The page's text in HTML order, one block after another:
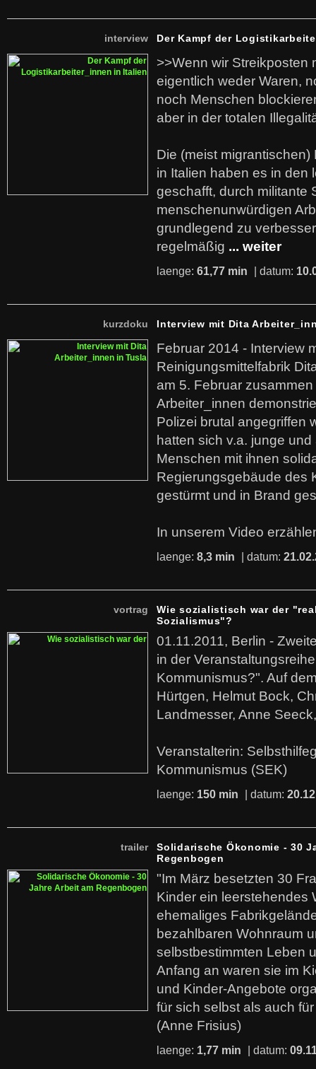
interview Der Kampf der
>>Wenn wir Streikposten
eigentlich weder Waren,
noch Menschen
aber in der totalen
Die (meist
in Italien haben es in den
geschafft, durch militante
menschenunwürdigen
grundlegend zu
regelmäßig ... weiter
laenge: 61,77 min | datum:
kurzdoku Interview mit Dita
Februar 2014 - Interview
Reinigungsmittelfabrik
am 5. Februar
Arbeiter_innen
Polizei brutal angegriffen
hatten sich v.a. junge
Menschen mit ihnen
Regierungsgebäude des
gestürmt und in Brand
In unserem Video
laenge: 8,3 min | datum:
vortrag
Wie sozialistisch war der
Sozialismus"?
01.11.2011, Berlin -
in der
Kommunismus?". Auf
Hürtgen, Helmut Bock,
Landmesser, Anne
Veranstalterin:
Kommunismus (SEK)
laenge: 150 min | datum:
trailer
Solidarische Ökonomie - 30
Regenbogen
"Im März besetzten 30
Kinder ein leerstehendes
ehemaliges
bezahlbaren Wohnraum
selbstbestimmten Leben
Anfang an waren sie im
und Kinder-Angebote
für sich selbst als auch
(Anne Frisius)
laenge: 1,77 min | datum: